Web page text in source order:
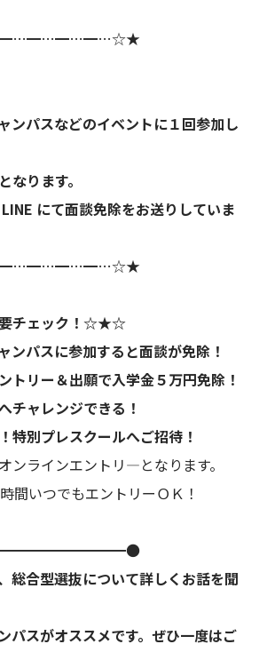
ンパスなどのイベントに１回参加し
なります。
にて面談免除をお送りしていま
チェック！☆★☆
ンパスに参加すると面談が免除！
トリー＆出願で入学金５万円免除！
チャレンジできる！
特別プレスクールへご招待！
ンラインエントリ―となります。
間いつでもエントリーＯＫ！
総合型選抜について詳しくお話を聞
パスがオススメです。ぜひ一度はご